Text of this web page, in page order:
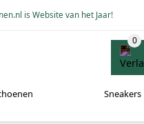
is Website van het Jaar!
Sneakers